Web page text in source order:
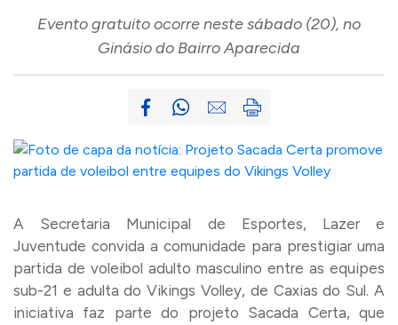
Evento gratuito ocorre neste sábado (20), no
Ginásio do Bairro Aparecida
A Secretaria Municipal de Esportes, Lazer e
Juventude convida a comunidade para prestigiar uma
partida de voleibol adulto masculino entre as equipes
sub-21 e adulta do Vikings Volley, de Caxias do Sul. A
iniciativa faz parte do projeto Sacada Certa, que